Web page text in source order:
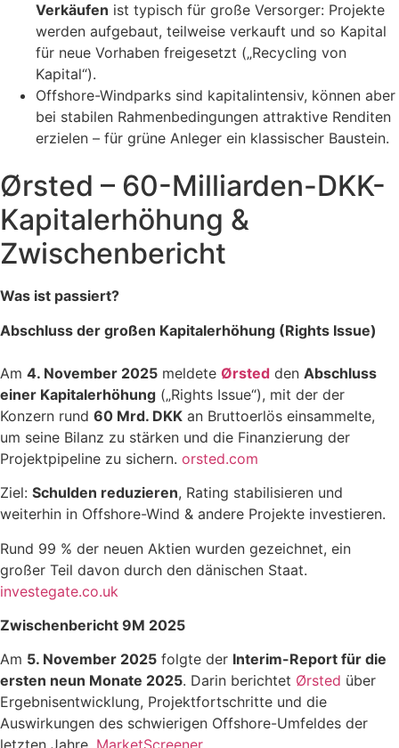
Verkäufen ist typisch für große Versorger: Projekte
werden aufgebaut, teilweise verkauft und so Kapital
für neue Vorhaben freigesetzt („Recycling von
Kapital“).
Offshore-Windparks sind kapitalintensiv, können aber
bei stabilen Rahmenbedingungen attraktive Renditen
erzielen – für grüne Anleger ein klassischer Baustein.
Ørsted – 60-Milliarden-DKK-
Kapitalerhöhung &
Zwischenbericht
Was ist passiert?
Abschluss der großen Kapitalerhöhung (Rights Issue)
Am 4. November 2025 meldete Ørsted den Abschluss
einer Kapitalerhöhung („Rights Issue“), mit der der
Konzern rund 60 Mrd. DKK an Bruttoerlös einsammelte,
um seine Bilanz zu stärken und die Finanzierung der
Projektpipeline zu sichern. orsted.com
Ziel: Schulden reduzieren, Rating stabilisieren und
weiterhin in Offshore-Wind & andere Projekte investieren.
Rund 99 % der neuen Aktien wurden gezeichnet, ein
großer Teil davon durch den dänischen Staat.
investegate.co.uk
Zwischenbericht 9M 2025
Am 5. November 2025 folgte der Interim-Report für die
ersten neun Monate 2025. Darin berichtet Ørsted über
Ergebnisentwicklung, Projektfortschritte und die
Auswirkungen des schwierigen Offshore-Umfeldes der